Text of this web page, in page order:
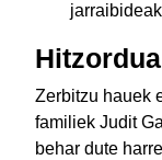
Zerbitzu hauek
familiek Judit
behar dute